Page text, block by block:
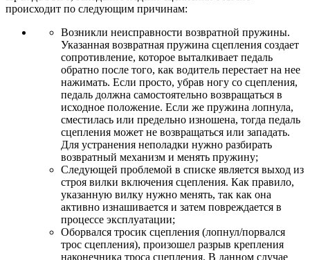
происходит по следующим причинам:
Возникли неисправности возвратной пружины.
Указанная возвратная пружина сцепления создает
сопротивление, которое выталкивает педаль
обратно после того, как водитель перестает на нее
нажимать. Если просто, убрав ногу со сцепления,
педаль должна самостоятельно возвращаться в
исходное положение. Если же пружина лопнула,
сместилась или предельно изношена, тогда педаль
сцепления может не возвращаться или западать.
Для устранения неполадки нужно разбирать
возвратный механизм и менять пружину;
Следующей проблемой в списке является выход из
строя вилки включения сцепления. Как правило,
указанную вилку нужно менять, так как она
активно изнашивается и затем повреждается в
процессе эксплуатации;
Оборвался тросик сцепления (лопнул/порвался
трос сцепления), произошел разрыв крепления
наконечника троса сцепления. В данном случае